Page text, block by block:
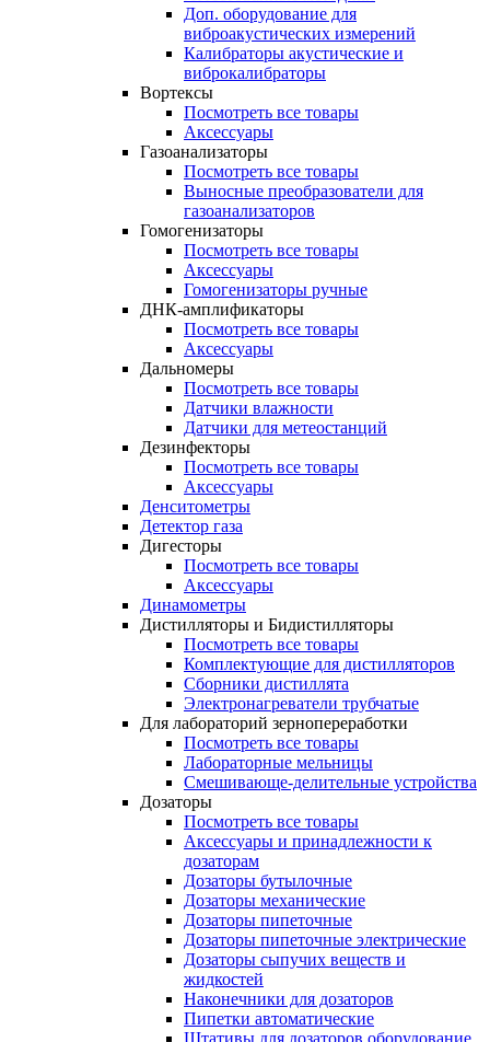
Доп. оборудование для
виброакустических измерений
Калибраторы акустические и
виброкалибраторы
Вортексы
Посмотреть все товары
Аксессуары
Газоанализаторы
Посмотреть все товары
Выносные преобразователи для
газоанализаторов
Гомогенизаторы
Посмотреть все товары
Аксессуары
Гомогенизаторы ручные
ДНК-амплификаторы
Посмотреть все товары
Аксессуары
Дальномеры
Посмотреть все товары
Датчики влажности
Датчики для метеостанций
Дезинфекторы
Посмотреть все товары
Аксессуары
Денситометры
Детектор газа
Дигесторы
Посмотреть все товары
Аксессуары
Динамометры
Дистилляторы и Бидистилляторы
Посмотреть все товары
Комплектующие для дистилляторов
Сборники дистиллята
Электронагреватели трубчатые
Для лабораторий зернопереработки
Посмотреть все товары
Лабораторные мельницы
Смешивающе-делительные устройства
Дозаторы
Посмотреть все товары
Аксессуары и принадлежности к
дозаторам
Дозаторы бутылочные
Дозаторы механические
Дозаторы пипеточные
Дозаторы пипеточные электрические
Дозаторы сыпучих веществ и
жидкостей
Наконечники для дозаторов
Пипетки автоматические
Штативы для дозаторов оборудование